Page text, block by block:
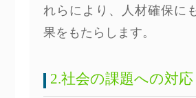
れらにより、人材確保に
果をもたらします。
2.社会の課題への対応